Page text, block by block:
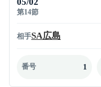
第14節
相手SA広島
番号 1